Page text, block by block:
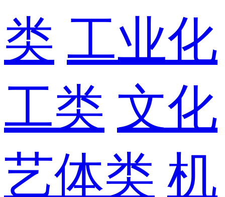
类 工业化
工类 文化
艺体类 机